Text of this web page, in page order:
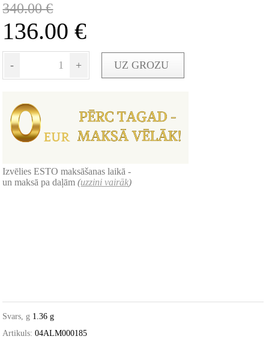
340.00€
136.00€
- + UZ GROZU
Izvēlies ESTO maksāšanas laikā -
un maksā pa daļām(uzzini vairāk)
Svars, g 1.36 g
Artikuls: 04ALM000185